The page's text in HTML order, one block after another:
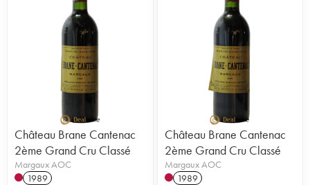
Château Brane Cantenac
2ème Grand Cru Classé
Margaux AOC
1989
Château Brane Cantenac
2ème Grand Cru Classé
Margaux AOC
1989